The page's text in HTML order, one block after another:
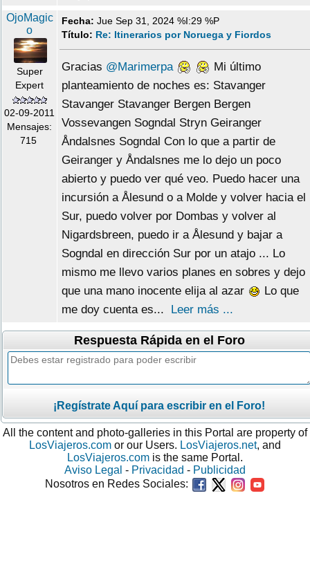
OjoMagic
o
Super
Expert
02-09-2011
Mensajes:
715
Fecha: Jue Sep 31, 2024 %I:29 %P
Título: Re: Itinerarios por Noruega y Fiordos
Gracias @Marimerpa
Mi último
planteamiento de noches es: Stavanger
Stavanger Stavanger Bergen Bergen
Vossevangen Sogndal Stryn Geiranger
Åndalsnes Sogndal Con lo que a partir de
Geiranger y Åndalsnes me lo dejo un poco
abierto y puedo ver qué veo. Puedo hacer una
incursión a Ålesund o a Molde y volver hacia el
Sur, puedo volver por Dombas y volver al
Nigardsbreen, puedo ir a Ålesund y bajar a
Sogndal en dirección Sur por un atajo ... Lo
mismo me llevo varios planes en sobres y dejo
que una mano inocente elija al azar
Lo que
me doy cuenta es... Leer más ...
Respuesta Rápida en el Foro
¡Regístrate Aquí para escribir en el Foro!
All the content and photo-galleries in this Portal are property of
LosViajeros.com or our Users. LosViajeros.net, and
LosViajeros.com is the same Portal.
Aviso Legal - Privacidad - Publicidad
Nosotros en Redes Sociales: